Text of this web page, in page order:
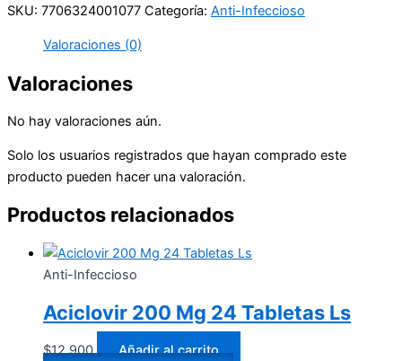
SKU: 7706324001077 Categoría: Anti-Infeccioso
Valoraciones (0)
Valoraciones
No hay valoraciones aún.
Solo los usuarios registrados que hayan comprado este
producto pueden hacer una valoración.
Productos relacionados
Anti-Infeccioso
Aciclovir 200 Mg 24 Tabletas Ls
$12.900
Añadir al carrito